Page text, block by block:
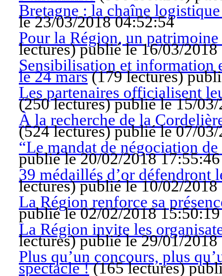
Bretagne : la chaîne
le 23/03/2018 04:52:54
Pour la Région, un
lectures)publié le 16/03/2018
Sensibilisation et information
le 24 mars(179 lectures)
Les partenaires officialisent
(250 lectures)publié le 15/
À la recherche de la
(524 lectures)publié le 07/
“Le mandat de négociation
publié le 20/02/2018 17:55:46
39 médaillés d’or défendront
lectures)publié le 10/02/2018
La Région renforce sa
publié le 02/02/2018 15:50:19
La Région invite les
lectures)publié le 29/01/2018
Plus qu’un concours, plus
spectacle !(165 lectures)